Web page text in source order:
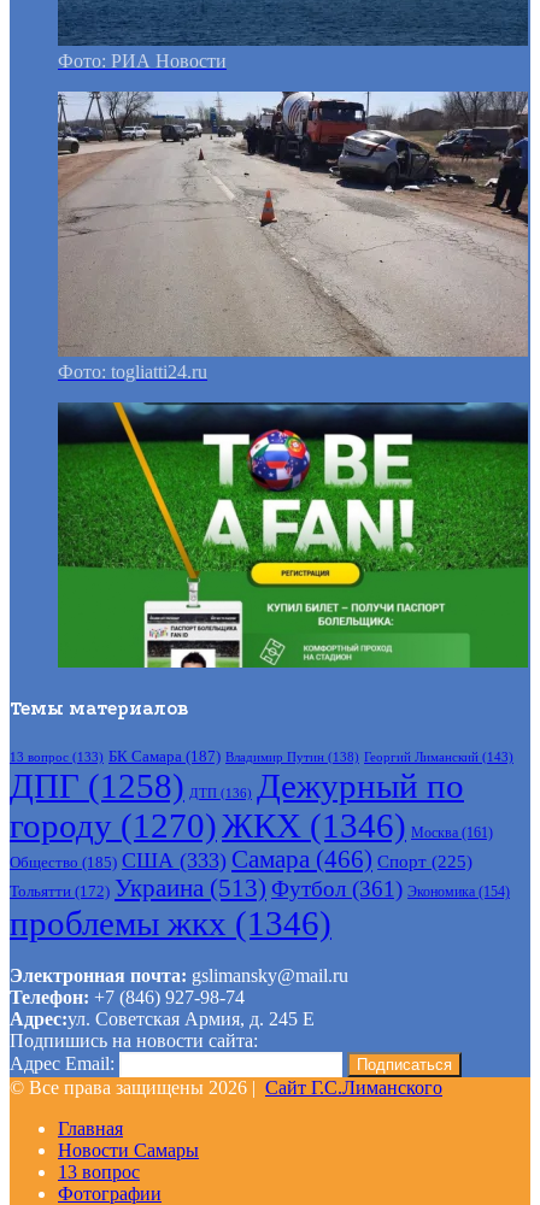
Фото: РИА Новости
Фото: togliatti24.ru
Темы материалов
13 вопрос (133) БК Самара (187) Владимир Путин (138) Георгий Лиманский (143)
ДПГ (1258) ДТП (136) Дежурный по
городу (1270)ЖКХ (1346) Москва (161)
Общество (185) США (333) Самара (466) Спорт (225)
Тольятти (172) Украина (513) Футбол (361) Экономика (154)
проблемы жкх (1346)
Электронная почта: gslimansky@mail.ru
Телефон: +7 (846) 927-98-74
Адрес:ул. Советская Армия, д. 245 Е
Подпишись на новости сайта:
Адрес Email:
© Все права защищены 2026 | Сайт Г.С.Лиманского
Главная
Новости Самары
13 вопрос
Фотографии